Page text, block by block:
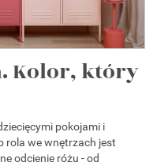
Kolor, który
pokojami i
rola we wnętrzach jest
odcienie różu - od